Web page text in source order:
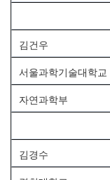
김건우
서울과학기술대학교
자연과학부
김경수